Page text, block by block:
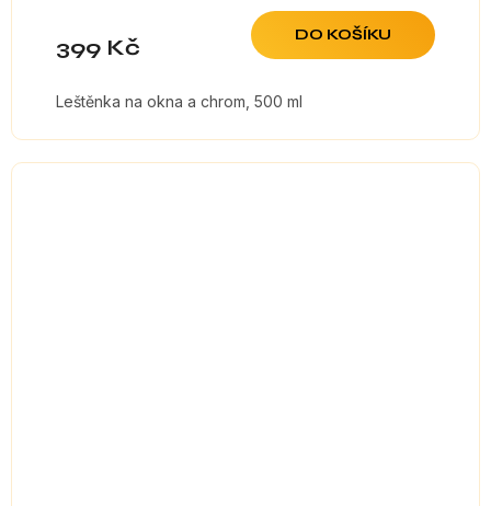
399 Kč DO KOŠÍKU
Leštěnka na okna a chrom, 500 ml